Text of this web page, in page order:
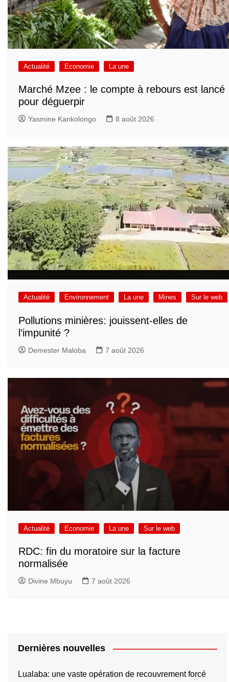
Actualité Economie La une
Marché Mzee : le compte à rebours est lancé
pour déguerpir
Yasmine Kankolongo 8 août 2026
Actualité Environnement La une Mines Sur le web
Pollutions minières: jouissent-elles de
l’impunité ?
Demester Maloba 7 août 2026
Actualité Economie La une Sur le web
RDC: fin du moratoire sur la facture
normalisée
Divine Mbuyu 7 août 2026
Dernières nouvelles
Lualaba: une vaste opération de recouvrement forcé